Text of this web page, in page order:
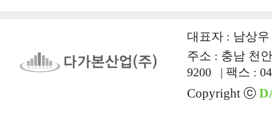
대표자 : 남상
주소 : 충남 천
9200 | 팩스 :
Copyright ⓒ